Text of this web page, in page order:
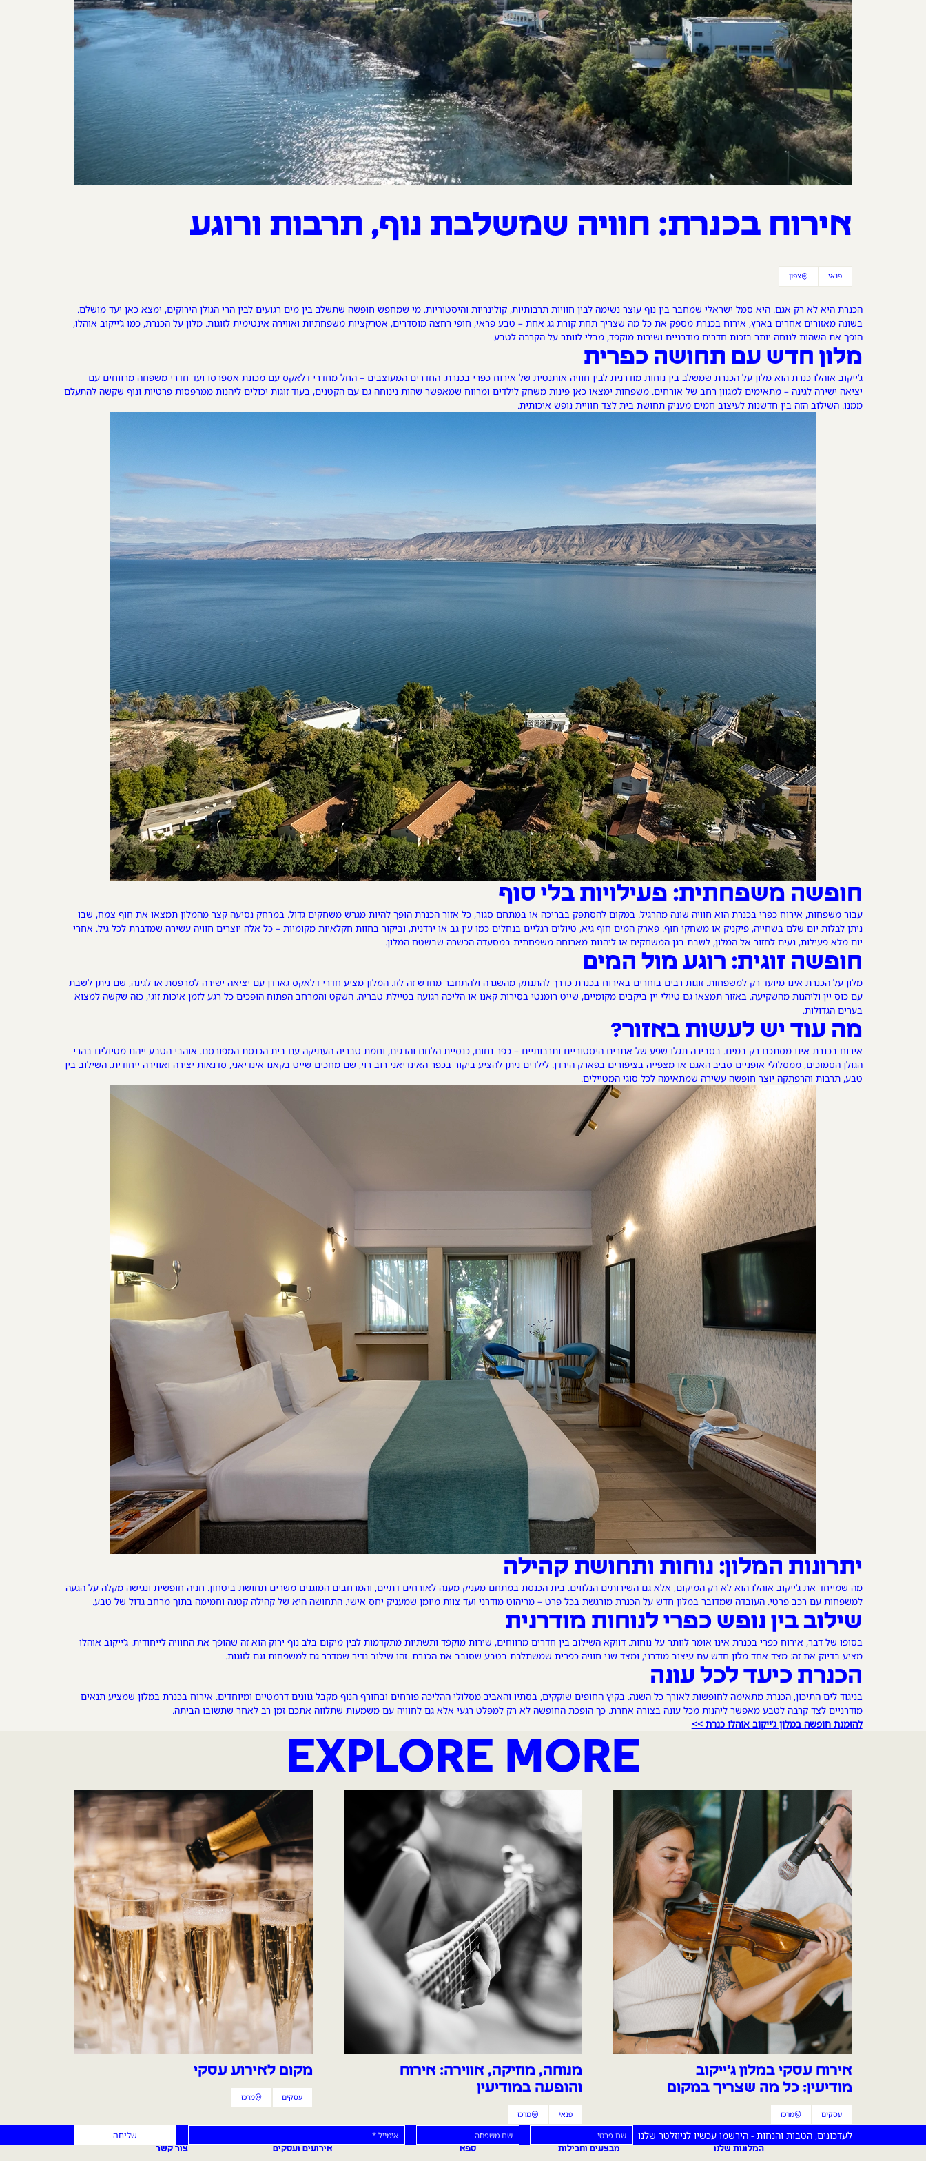
אירוח בכנרת: חוויה שמשלבת נוף, תרבות ורוגע
קטגוריית הכתבה
פנאי אזור הכתבה
צפון
הכנרת היא לא רק אגם. היא סמל ישראלי שמחבר בין נוף עוצר נשימה לבין חוויות תרבותיות, קולינריות והיסטוריות. מי שמחפש חופשה שתשלב בין מים רגועים לבין הרי הגולן הירוקים, ימצא כאן יעד מושלם.
בשונה מאזורים אחרים בארץ, אירוח בכנרת מספק את כל מה שצריך תחת קורת גג אחת – טבע פראי, חופי רחצה מוסדרים, אטרקציות משפחתיות ואווירה אינטימית לזוגות. מלון על הכנרת, כמו ג’ייקוב אוהלו,
הופך את השהות לנוחה יותר בזכות חדרים מודרניים ושירות מוקפד, מבלי לוותר על הקרבה לטבע.
מלון חדש עם תחושה כפרית
ג’ייקוב אוהלו כנרת הוא מלון על הכנרת שמשלב בין נוחות מודרנית לבין חוויה אותנטית של אירוח כפרי בכנרת. החדרים המעוצבים – החל מחדרי דלאקס עם מכונת אספרסו ועד חדרי משפחה מרווחים עם
יציאה ישירה לגינה – מתאימים למגוון רחב של אורחים. משפחות ימצאו כאן פינות משחק לילדים ומרווח שמאפשר שהות נינוחה גם עם הקטנים, בעוד זוגות יכולים ליהנות ממרפסות פרטיות ונוף שקשה להתעלם
ממנו. השילוב הזה בין חדשנות לעיצוב חמים מעניק תחושת בית לצד חוויית נופש איכותית.
חופשה משפחתית: פעילויות בלי סוף
עבור משפחות, אירוח כפרי בכנרת הוא חוויה שונה מהרגיל. במקום להסתפק בבריכה או במתחם סגור, כל אזור הכנרת הופך להיות מגרש משחקים גדול. במרחק נסיעה קצר מהמלון תמצאו את חוף צמח, שבו
ניתן לבלות יום שלם בשחייה, פיקניק או משחקי חוף. פארק המים חוף גיא, טיולים רגליים בנחלים כמו עין גב או ירדנית, וביקור בחוות חקלאיות מקומיות – כל אלה יוצרים חוויה עשירה שמדברת לכל גיל. אחרי
יום מלא פעילות, נעים לחזור אל המלון, לשבת בגן המשחקים או ליהנות מארוחה משפחתית במסעדה הכשרה שבשטח המלון.
חופשה זוגית: רוגע מול המים
מלון על הכנרת אינו מיועד רק למשפחות. זוגות רבים בוחרים באירוח בכנרת כדרך להתנתק מהשגרה ולהתחבר מחדש זה לזו. המלון מציע חדרי דלאקס גארדן עם יציאה ישירה למרפסת או לגינה, שם ניתן לשבת
עם כוס יין וליהנות מהשקיעה. באזור תמצאו גם טיולי יין ביקבים מקומיים, שייט רומנטי בסירות קאנו או הליכה רגועה בטיילת טבריה. השקט והמרחב הפתוח הופכים כל רגע לזמן איכות זוגי, כזה שקשה למצוא
בערים הגדולות.
מה עוד יש לעשות באזור?
אירוח בכנרת אינו מסתכם רק במים. בסביבה תגלו שפע של אתרים היסטוריים ותרבותיים – כפר נחום, כנסיית הלחם והדגים, וחמת טבריה העתיקה עם בית הכנסת המפורסם. אוהבי הטבע ייהנו מטיולים בהרי
הגולן הסמוכים, ממסלולי אופניים סביב האגם או מצפייה בציפורים בפארק הירדן. לילדים ניתן להציע ביקור בכפר האינדיאני רוב רוי, שם מחכים שייט בקאנו אינדיאני, סדנאות יצירה ואווירה ייחודית. השילוב בין
טבע, תרבות והרפתקה יוצר חופשה עשירה שמתאימה לכל סוגי המטיילים.
יתרונות המלון: נוחות ותחושת קהילה
מה שמייחד את ג’ייקוב אוהלו הוא לא רק המיקום, אלא גם השירותים הנלווים. בית הכנסת במתחם מעניק מענה לאורחים דתיים, והמרחבים המוגנים משרים תחושת ביטחון. חניה חופשית ונגישה מקלה על הגעה
למשפחות עם רכב פרטי. העובדה שמדובר במלון חדש על הכנרת מורגשת בכל פרט – מריהוט מודרני ועד צוות מיומן שמעניק יחס אישי. התחושה היא של קהילה קטנה וחמימה בתוך מרחב גדול של טבע.
שילוב בין נופש כפרי לנוחות מודרנית
בסופו של דבר, אירוח כפרי בכנרת אינו אומר לוותר על נוחות. דווקא השילוב בין חדרים מרווחים, שירות מוקפד ותשתיות מתקדמות לבין מיקום בלב נוף ירוק הוא זה שהופך את החוויה לייחודית. ג’ייקוב אוהלו
מציע בדיוק את זה: מצד אחד מלון חדש עם עיצוב מודרני, ומצד שני חוויה כפרית שמשתלבת בטבע שסובב את הכנרת. זהו שילוב נדיר שמדבר גם למשפחות וגם לזוגות.
הכנרת כיעד לכל עונה
בניגוד לים התיכון, הכנרת מתאימה לחופשות לאורך כל השנה. בקיץ החופים שוקקים, בסתיו והאביב מסלולי ההליכה פורחים ובחורף הנוף מקבל גוונים דרמטיים ומיוחדים. אירוח בכנרת במלון שמציע תנאים
מודרניים לצד קרבה לטבע מאפשר ליהנות מכל עונה בצורה אחרת. כך הופכת החופשה לא רק למפלט רגעי אלא גם לחוויה עם משמעות שתלווה אתכם זמן רב לאחר שתשובו הביתה.
להזמנת חופשה במלון ג’ייקוב אוהלו כנרת >>
EXPLORE MORE
אירוח עסקי במלון ג'ייקוב
מודיעין: כל מה שצריך במקום
אחד
קטגוריית הכתבה
עסקים אזור הכתבה
מרכז
מנוחה, מוזיקה, אווירה: אירוח
והופעה במודיעין
קטגוריית הכתבה
פנאי אזור הכתבה
מרכז
מקום לאירוע עסקי
קטגוריית הכתבה
עסקים אזור הכתבה
מרכז
לעדכונים, הטבות והנחות - הירשמו עכשיו לניוזלטר שלנו שם פרטי שם משפחה אימייל שליחה
המלונות שלנו מבצעים וחבילות ספא אירועים ועסקים צור קשר